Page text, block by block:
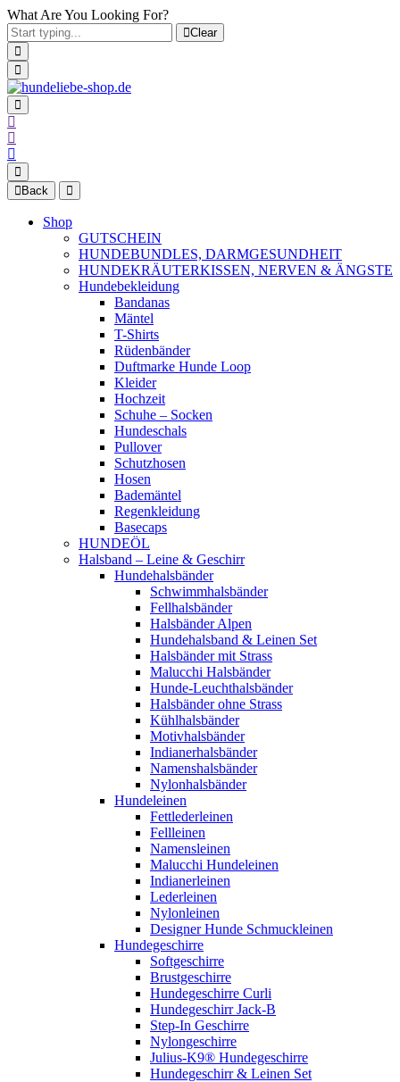
What Are You Looking For?
Clear
Back
Shop
GUTSCHEIN
HUNDEBUNDLES, DARMGESUNDHEIT
HUNDEKRÄUTERKISSEN, NERVEN & ÄNGSTE
Hundebekleidung
Bandanas
Mäntel
T-Shirts
Rüdenbänder
Duftmarke Hunde Loop
Kleider
Hochzeit
Schuhe – Socken
Hundeschals
Pullover
Schutzhosen
Hosen
Bademäntel
Regenkleidung
Basecaps
HUNDEÖL
Halsband – Leine & Geschirr
Hundehalsbänder
Schwimmhalsbänder
Fellhalsbänder
Halsbänder Alpen
Hundehalsband & Leinen Set
Halsbänder mit Strass
Malucchi Halsbänder
Hunde-Leuchthalsbänder
Halsbänder ohne Strass
Kühlhalsbänder
Motivhalsbänder
Indianerhalsbänder
Namenshalsbänder
Nylonhalsbänder
Hundeleinen
Fettlederleinen
Fellleinen
Namensleinen
Malucchi Hundeleinen
Indianerleinen
Lederleinen
Nylonleinen
Designer Hunde Schmuckleinen
Hundegeschirre
Softgeschirre
Brustgeschirre
Hundegeschirre Curli
Hundegeschirr Jack-B
Step-In Geschirre
Nylongeschirre
Julius-K9® Hundegeschirre
Hundegeschirr & Leinen Set